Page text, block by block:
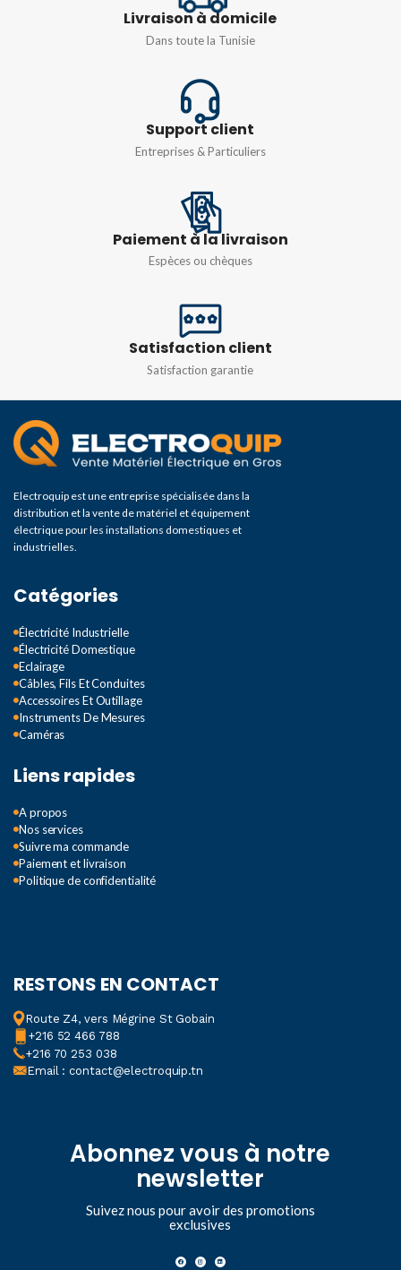
UT 10-PE,
2,5-PE
COULEUR
Livraison à domicile
Dans toute la Tunisie
Support client
Entreprises & Particuliers
Paiement à la livraison
Espèces ou chèques
Satisfaction client
Satisfaction garantie
Electroquip est une entreprise spécialisée dans la
distribution et la vente de matériel et équipement
électrique pour les installations domestiques et
industrielles.
Catégories
Électricité Industrielle
Électricité Domestique
Eclairage
Câbles, Fils Et Conduites
Accessoires Et Outillage
Instruments De Mesures
Caméras
Liens rapides
A propos
Nos services
Suivre ma commande
Paiement et livraison
Politique de confidentialité
RESTONS EN CONTACT
Route Z4, vers Mégrine St Gobain
+216 52 466 788
+216 70 253 038
Email : contact@electroquip.tn
Abonnez vous à notre
newsletter
Suivez nous pour avoir des promotions
exclusives